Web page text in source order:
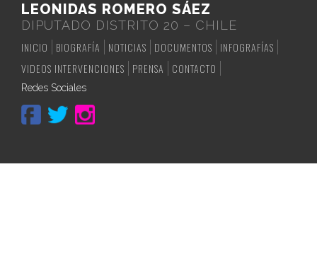
LEONIDAS ROMERO SÁEZ
DIPUTADO DISTRITO 20 – CHILE
INICIO
BIOGRAFÍA NOTICIAS DOCUMENTOS
INFOGRAFÍAS
VIDEOS INTERVENCIONES
PRENSA CONTACTO
Redes Sociales